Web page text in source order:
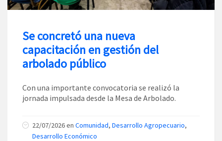
Se concretó una nueva
capacitación en gestión del
arbolado público
Con una importante convocatoria se realizó la
jornada impulsada desde la Mesa de Arbolado.
22/07/2026en Comunidad, Desarrollo Agropecuario,
Desarrollo Económico